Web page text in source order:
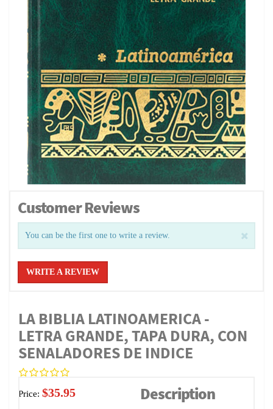
Customer Reviews
You can be the first one to write a review.
WRITE A REVIEW
LA BIBLIA LATINOAMERICA -
LETRA GRANDE, TAPA DURA, CON
SENALADORES DE INDICE
Price: $35.95 Description